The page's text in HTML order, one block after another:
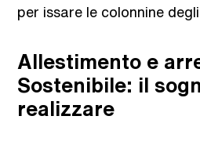
per issare le colonnine
Allestimento e
Sostenibile: il
realizzare